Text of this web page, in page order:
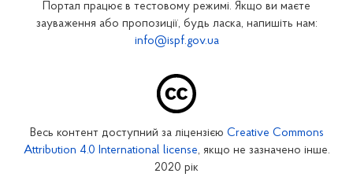
Закарпатське відділення
Запорізьке відділення
Кіровоградське відділення
Портал працює в тестовому режимі. Якщо ви маєте
зауваження або пропозиції, будь ласка, напишіть нам:
info@ispf.gov.ua
Весь контент доступний за ліцензією Creative Commons
Attribution 4.0 International license, якщо не зазначено інше.
2020 рік